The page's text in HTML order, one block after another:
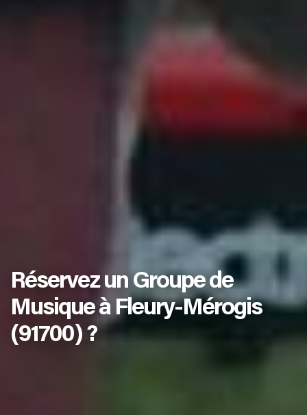
Réservez un Groupe de
Musique à Fleury-Mérogis
(91700) ?